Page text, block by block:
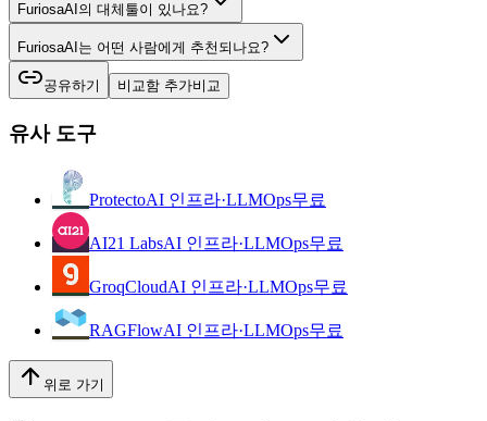
FuriosaAI의 대체툴이 있나요?
FuriosaAI는 어떤 사람에게 추천되나요?
공유하기 비교함 추가비교
유사 도구
ProtectoAI 인프라·LLMOps무료
AI21 LabsAI 인프라·LLMOps무료
GroqCloudAI 인프라·LLMOps무료
RAGFlowAI 인프라·LLMOps무료
위로 가기